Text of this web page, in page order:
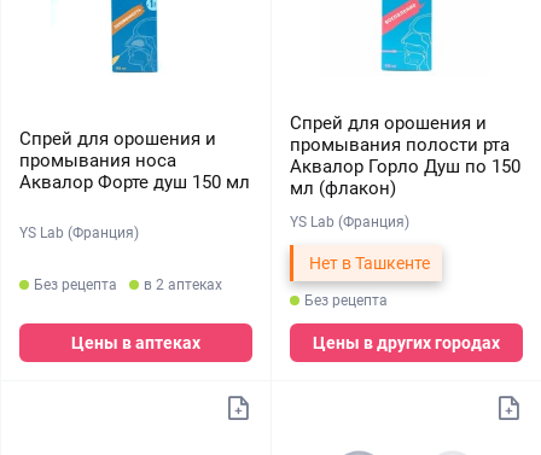
Спрей для орошения и
промывания носа
Аквалор Форте душ 150 мл
YS Lab (Франция)
Без рецепта в 2 аптеках
Цены в аптеках
Спрей для орошения и
промывания полости рта
Аквалор Горло Душ по 150
мл (флакон)
YS Lab (Франция)
Нет в Ташкенте
Без рецепта
Цены в других городах